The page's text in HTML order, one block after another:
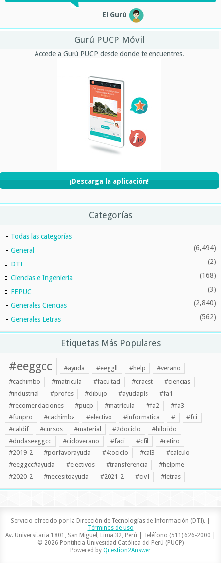
El Gurú
Gurú PUCP Móvil
Accede a Gurú PUCP desde donde te encuentres.
¡Descarga la aplicación!
Categorías
Todas las categorías
General
(6,494)
DTI (2)
Ciencias e Ingeniería (168)
FEPUC (3)
Generales Ciencias (2,840)
Generales Letras (562)
Etiquetas Más Populares
#eeggcc #ayuda #eeggll #help
#verano
#cachimbo
#matricula #facultad #craest
#ciencias
#industrial
#profes #dibujo #ayudapls
#fa1
#recomendaciones
#pucp #matrícula #fa2
#fa3
#funpro
#cachimba #electivo #informatica #
#fci
#caldif
#cursos #material #2dociclo
#hibrido
#dudaseeggcc
#cicloverano #faci #cfil
#retiro
#2019-2
#porfavorayuda #4tociclo #cal3
#calculo
#eeggcc#ayuda
#electivos #transferencia
#helpme
#2020-2
#necesitoayuda #2021-2 #civil #letras
Servicio ofrecido por la Dirección de Tecnologías de Información (DTI). |
Términos de uso
Av. Universitaria 1801, San Miguel, Lima 32, Perú | Teléfono (511) 626-2000 |
© 2026 Pontificia Univesidad Católica del Perú (PUCP)
Powered by Question2Answer